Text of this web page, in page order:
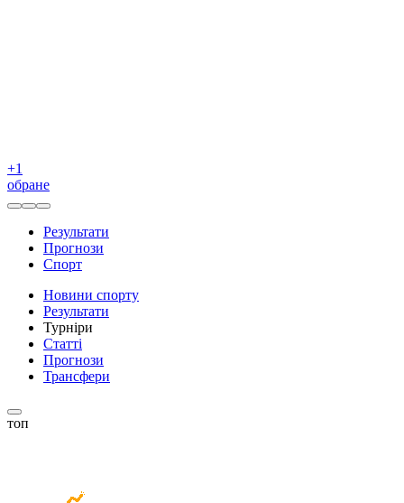
+1
обране
Результати
Прогнози
Спорт
Новини спорту
Результати
Турніри
Статті
Прогнози
Трансфери
топ